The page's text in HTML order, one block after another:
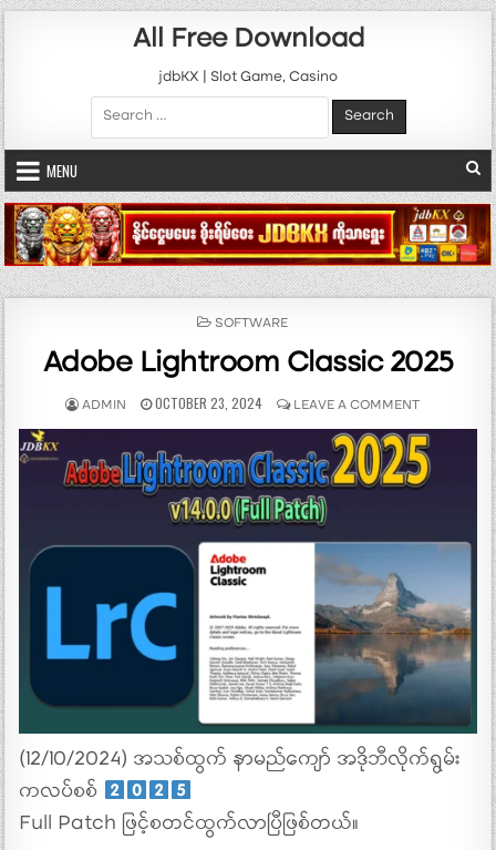
Skip to content
All Free Download
jdbKX | Slot Game, Casino
Search for:
MENU
POSTED IN
SOFTWARE
Adobe Lightroom Classic 2025
AUTHOR:
ADMIN PUBLISHED DATE:
OCTOBER 23, 2024 LEAVE A COMMENTON ADOBE
(12/10/2024) အသစ်ထွက် နာမည်ကျော် အဒိုဘီလိုက်ရွမ်း
ကလပ်စစ်
Full Patch ဖြင့်စတင်ထွက်လာပြီဖြစ်တယ်။